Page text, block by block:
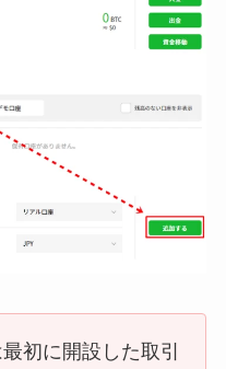
初に開設した取引